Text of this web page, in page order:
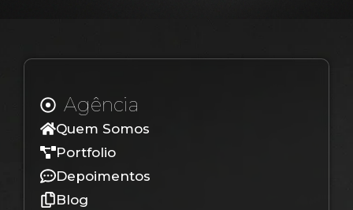
Agência
Quem Somos
Portfolio
Depoimentos
Blog